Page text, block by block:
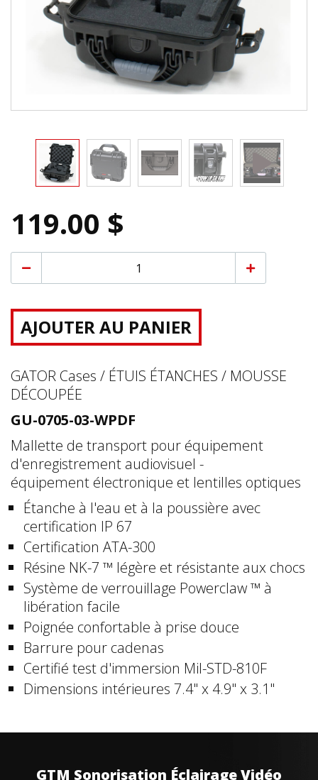
119.00 $
AJOUTER AU PANIER
GATOR Cases / ÉTUIS ÉTANCHES / MOUSSE
DÉCOUPÉE
GU-0705-03-WPDF
Mallette de transport pour équipement
d'enregistrement audiovisuel -
équipement électronique et lentilles optiques
Étanche à l'eau et à la poussière avec
certification IP 67
Certification ATA-300
Résine NK-7 ™ légère et résistante aux chocs
Système de verrouillage Powerclaw ™ à
libération facile
Poignée confortable à prise douce
Barrure pour cadenas
Certifié test d'immersion Mil-STD-810F
Dimensions intérieures 7.4" x 4.9" x 3.1"
GTM Sonorisation Éclairage Vidéo